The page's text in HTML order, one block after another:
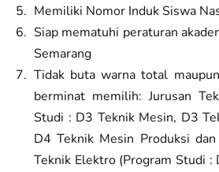
Memiliki Nomor Induk Siswa
Siap mematuhi peraturan
Semarang
Tidak buta warna total
berminat memilih: Jurusan
Studi : D3 Teknik Mesin, D3
D4 Teknik Mesin Produksi dan
Teknik Elektro (Program Studi